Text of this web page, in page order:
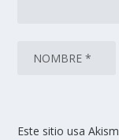
Este sitio usa